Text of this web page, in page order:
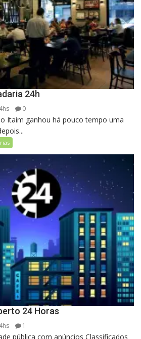
24h
0
Itaim ganhou há pouco tempo uma
24 Horas
1
pública com anúncios Classificados